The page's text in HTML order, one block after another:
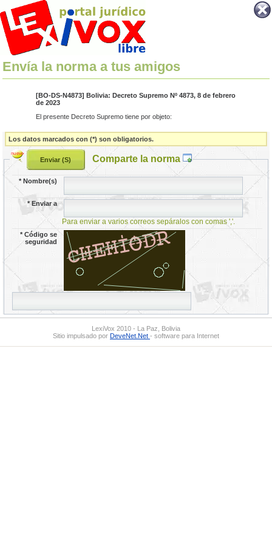
Envía la norma a tus amigos
[BO-DS-N4873] Bolivia: Decreto Supremo Nº 4873, 8 de febrero
de 2023
El presente Decreto Supremo tiene por objeto:
Los datos marcados con (*) son obligatorios.
Comparte la norma
*Nombre(s)
*Enviar a
Para enviar a varios correos sepáralos con comas ','.
*Código se
seguridad
LexiVox 2010 - La Paz, Bolivia
Sitio impulsado por DeveNet.Net - software para Internet